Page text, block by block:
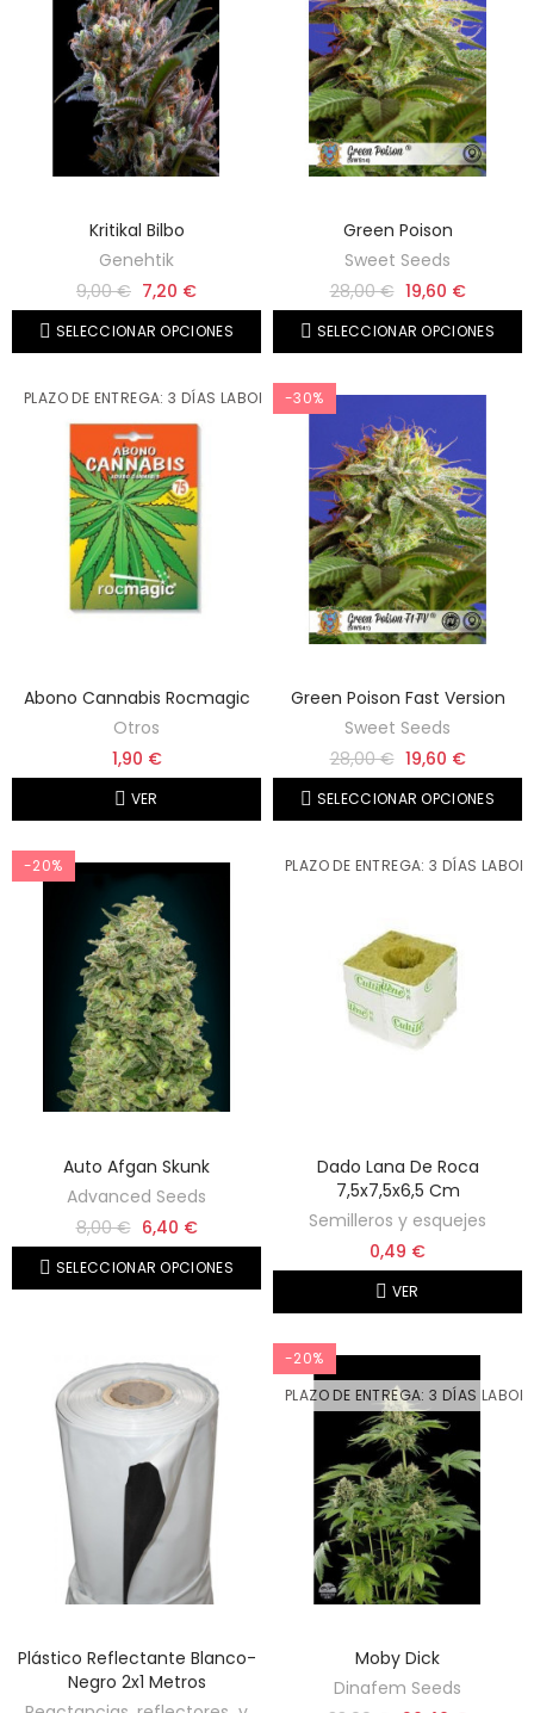
Kritikal Bilbo
Genehtik
9,00 € 7,20 €
SELECCIONAR OPCIONES
Green Poison
Sweet Seeds
28,00 € 19,60 €
SELECCIONAR OPCIONES
PLAZO DE ENTREGA: 3 DÍAS LABORABLES
Abono Cannabis Rocmagic
Otros
1,90 €
VER
-30%
Green Poison Fast Version
Sweet Seeds
28,00 € 19,60 €
SELECCIONAR OPCIONES
-20%
Auto Afgan Skunk
Advanced Seeds
8,00 € 6,40 €
SELECCIONAR OPCIONES
PLAZO DE ENTREGA: 3 DÍAS
Dado Lana De Roca
7,5x7,5x6,5 Cm
Semilleros y esquejes
0,49 €
VER
Plástico Reflectante Blanco-
Negro 2x1 Metros
-20%
PLAZO DE ENTREGA: 3 DÍAS
Moby Dick
Dinafem Seeds